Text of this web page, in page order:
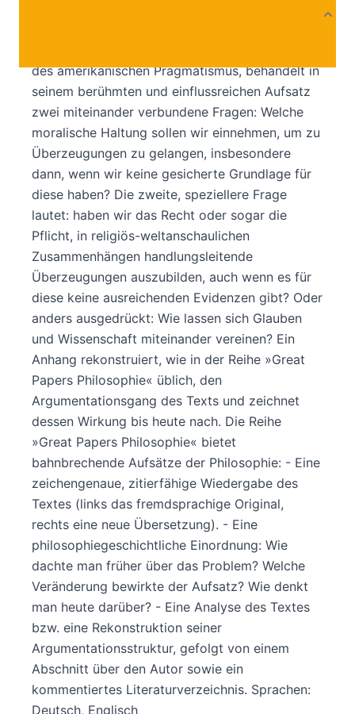
des amerikanischen Pragmatismus, behandelt in
seinem berühmten und einflussreichen Aufsatz
zwei miteinander verbundene Fragen: Welche
moralische Haltung sollen wir einnehmen, um zu
Überzeugungen zu gelangen, insbesondere
dann, wenn wir keine gesicherte Grundlage für
diese haben? Die zweite, speziellere Frage
lautet: haben wir das Recht oder sogar die
Pflicht, in religiös-weltanschaulichen
Zusammenhängen handlungsleitende
Überzeugungen auszubilden, auch wenn es für
diese keine ausreichenden Evidenzen gibt? Oder
anders ausgedrückt: Wie lassen sich Glauben
und Wissenschaft miteinander vereinen? Ein
Anhang rekonstruiert, wie in der Reihe »Great
Papers Philosophie« üblich, den
Argumentationsgang des Texts und zeichnet
dessen Wirkung bis heute nach. Die Reihe
»Great Papers Philosophie« bietet
bahnbrechende Aufsätze der Philosophie: - Eine
zeichengenaue, zitierfähige Wiedergabe des
Textes (links das fremdsprachige Original,
rechts eine neue Übersetzung). - Eine
philosophiegeschichtliche Einordnung: Wie
dachte man früher über das Problem? Welche
Veränderung bewirkte der Aufsatz? Wie denkt
man heute darüber? - Eine Analyse des Textes
bzw. eine Rekonstruktion seiner
Argumentationsstruktur, gefolgt von einem
Abschnitt über den Autor sowie ein
kommentiertes Literaturverzeichnis. Sprachen:
Deutsch, Englisch